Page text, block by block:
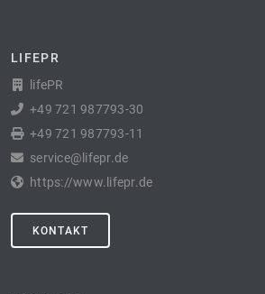
LIFEPR
lifePR
+49 721 987793-30
+49 721 987793-11
service@lifepr.de
https://www.lifepr.de
KONTAKT